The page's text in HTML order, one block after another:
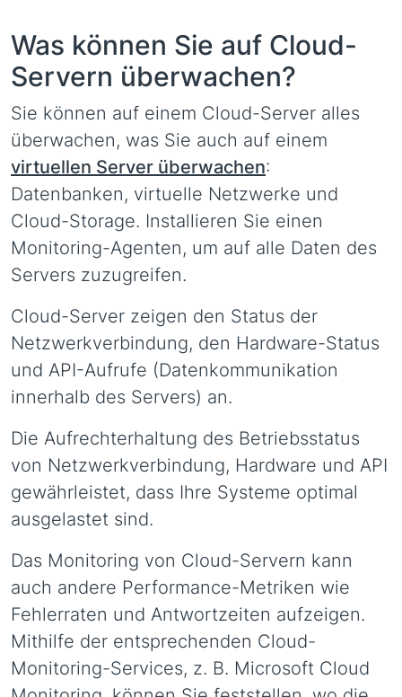
Was können Sie auf Cloud-
Servern überwachen?
Sie können auf einem Cloud-Server alles
überwachen, was Sie auch auf einem
virtuellen Server überwachen:
Datenbanken, virtuelle Netzwerke und
Cloud-Storage. Installieren Sie einen
Monitoring-Agenten, um auf alle Daten des
Servers zuzugreifen.
Cloud-Server zeigen den Status der
Netzwerkverbindung, den Hardware-Status
und API-Aufrufe (Datenkommunikation
innerhalb des Servers) an.
Die Aufrechterhaltung des Betriebsstatus
von Netzwerkverbindung, Hardware und API
gewährleistet, dass Ihre Systeme optimal
ausgelastet sind.
Das Monitoring von Cloud-Servern kann
auch andere Performance-Metriken wie
Fehlerraten und Antwortzeiten aufzeigen.
Mithilfe der entsprechenden Cloud-
Monitoring-Services, z. B. Microsoft Cloud